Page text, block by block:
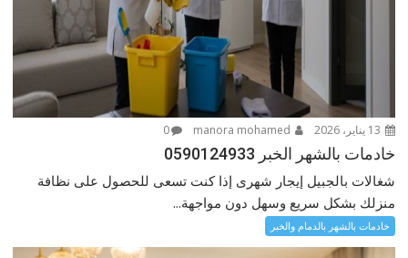
0
خادمات بالشهر الخبر 0590124933
شغالات بالجبيل إيجار شهرى إذا كنت تسعى للحصول على نظافة
منزلك بشكل سريع وسهل دون مواجهة...
خادمات بالشهر بالدمام والخبر